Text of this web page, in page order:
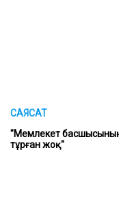
САЯСАТ
"Мемлекет басшысының
тұрған жоқ"